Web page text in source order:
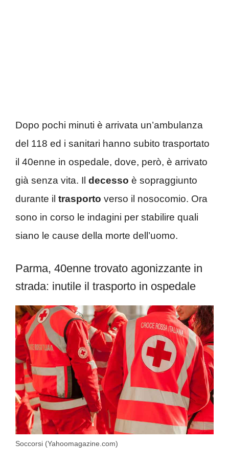
Dopo pochi minuti è arrivata un’ambulanza
del 118 ed i sanitari hanno subito trasportato
il 40enne in ospedale, dove, però, è arrivato
già senza vita. Il decesso è sopraggiunto
durante il trasporto verso il nosocomio. Ora
sono in corso le indagini per stabilire quali
siano le cause della morte dell’uomo.
Parma, 40enne trovato agonizzante in
strada: inutile il trasporto in ospedale
Soccorsi (Yahoomagazine.com)